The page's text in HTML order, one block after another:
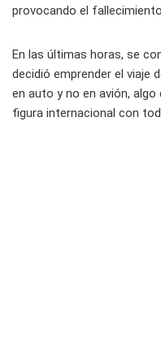
provocando el
En las últimas horas, se
decidió emprender el viaje
en auto y no en avión,
figura internacional con